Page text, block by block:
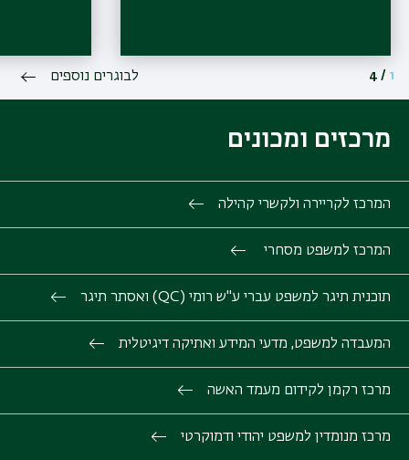
1
/
4 לבוגרים נוספים
מרכזים ומכונים
המרכז לקריירה ולקשרי קהילה
המרכז למשפט מסחרי
תוכנית תיגר למשפט עברי ע"ש רומי (QC) ואסתר תיגר
המעבדה למשפט, מדעי המידע ואתיקה דיגיטלית
מרכז רקמן לקידום מעמד האשה
מרכז מנומדין למשפט יהודי ודמוקרטי